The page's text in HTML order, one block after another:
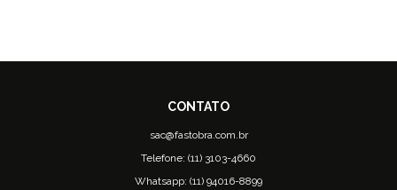
sac@fastobra.com.br
Telefone: (11) 3103-4660
Whatsapp: (11) 94016-8899